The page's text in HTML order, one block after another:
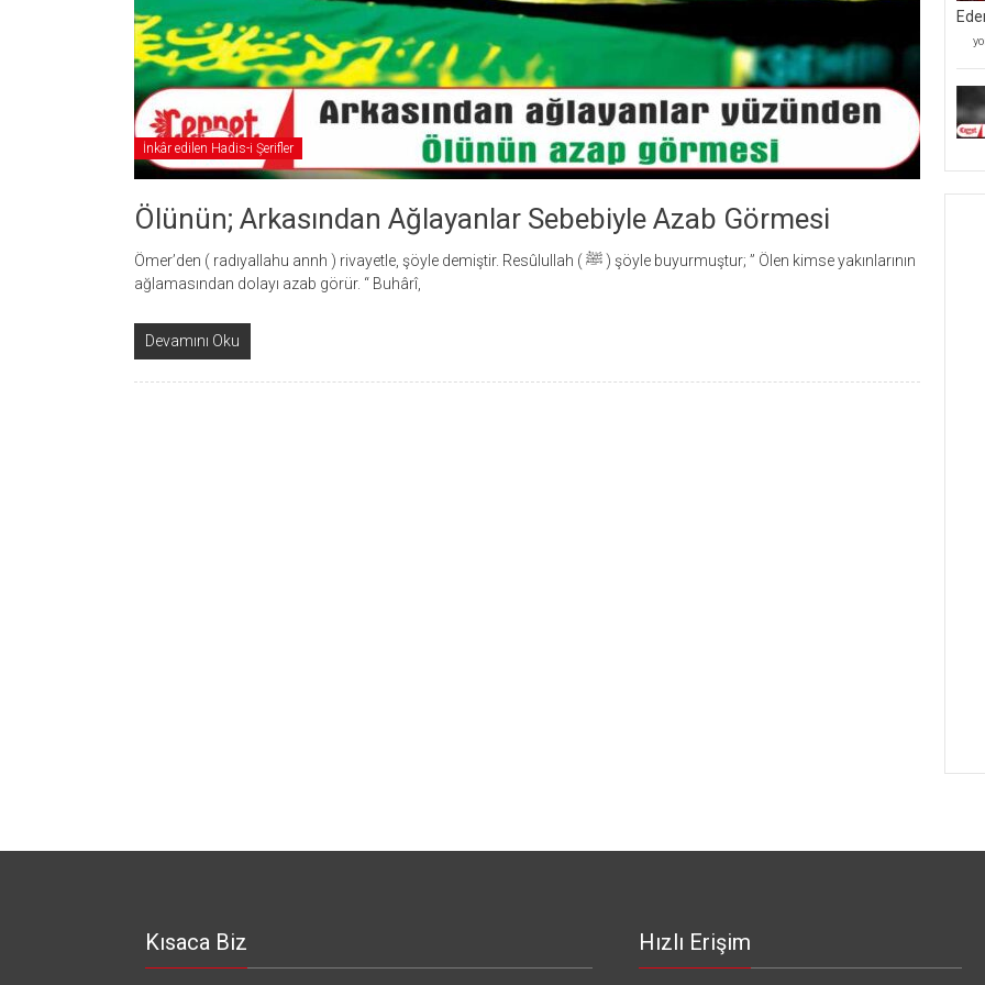
İnkâr edilen Hadis-i Şerifler
Ölünün; Arkasından Ağlayanlar Sebebiyle Azab Görmesi
Ömer’den ( radıyallahu annh ) rivayetle, şöyle demiştir. Resûlullah ( ﷺ ) şöyle buyurmuştur; ” Ölen kimse yakınlarının
ağlamasından dolayı azab görür. “ Buhârî,
Devamını Oku
Ve
Kısaca Biz Hızlı Erişim